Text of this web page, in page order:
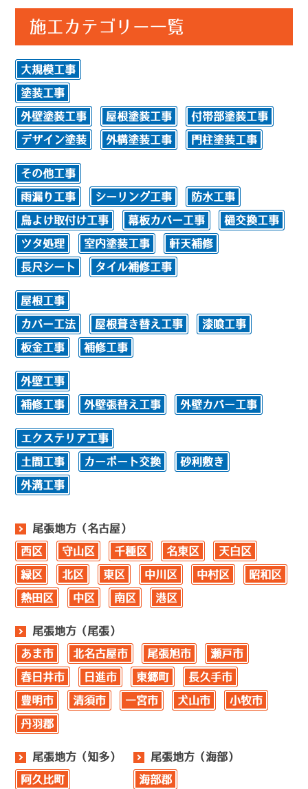
施工カテゴリー一覧
大規模工事
塗装工事
外壁塗装工事 屋根塗装工事 付帯部塗装工事
デザイン塗装 外構塗装工事 門柱塗装工事
その他工事
雨漏り工事 シーリング工事 防水工事
鳥よけ取付け工事 幕板カバー工事 樋交換工事
ツタ処理 室内塗装工事 軒天補修
長尺シート タイル補修工事
屋根工事
カバー工法 屋根葺き替え工事 漆喰工事
板金工事 補修工事
外壁工事
補修工事 外壁張替え工事 外壁カバー工事
エクステリア工事
土間工事 カーポート交換 砂利敷き
外溝工事
尾張地方（名古屋）
西区 守山区 千種区 名東区 天白区
緑区 北区 東区 中川区 中村区 昭和区
熱田区 中区 南区 港区
尾張地方（尾張）
あま市 北名古屋市 尾張旭市 瀬戸市
春日井市 日進市 東郷町 長久手市
豊明市 清須市 一宮市 犬山市 小牧市
丹羽郡
尾張地方（知多）
阿久比町
尾張地方（海部）
海部郡